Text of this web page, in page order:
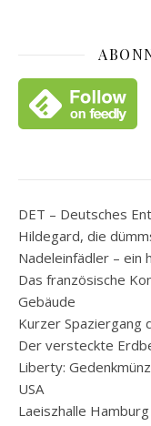
DET – Deutsches
Hildegard, die
Nadeleinfädler – ein
Das französische
Gebäude
Kurzer Spaziergang
Der versteckte
Liberty:
USA
Laeiszhalle